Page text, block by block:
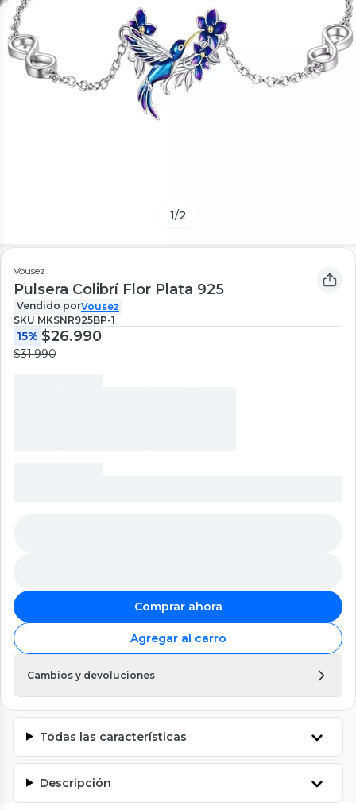
1/2
Vousez
Pulsera Colibrí Flor Plata 925
Vendido porVousez
SKU MKSNR925BP-1
15% $26.990
$31.990
Comprar ahora
Agregar al carro
Cambios y devoluciones
Todas las características
Descripción